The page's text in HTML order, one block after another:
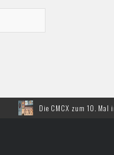
Die CMCX zum 10. Mal in